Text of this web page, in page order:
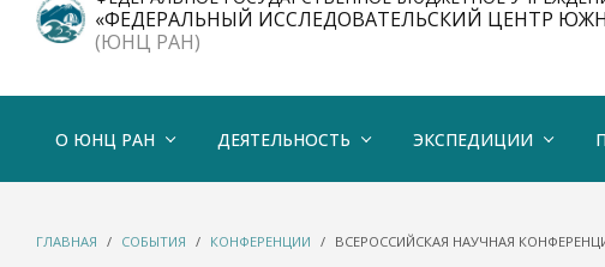
«ФЕДЕРАЛЬНЫЙ ИССЛЕДОВАТЕЛЬСКИЙ ЦЕНТР
(ЮНЦ РАН)
О ЮНЦ РАН ДЕЯТЕЛЬНОСТЬ ЭКСПЕДИЦИИ
ГЛАВНАЯ СОБЫТИЯ КОНФЕРЕНЦИИ ВСЕРОССИЙСКАЯ НАУЧНАЯ